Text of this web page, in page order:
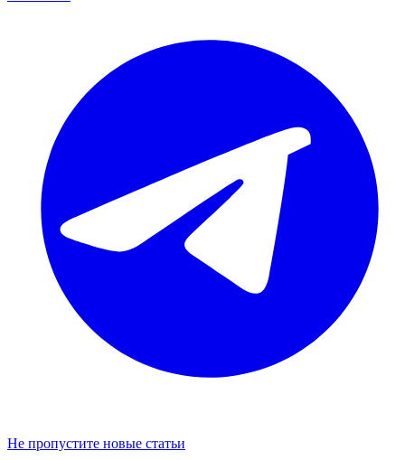
Не пропустите новые статьи